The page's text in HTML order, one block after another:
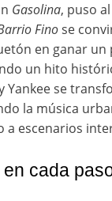
Gasolina, puso
Finose
en ganar un
un hito
Yankee se
la música
a escenarios
cada